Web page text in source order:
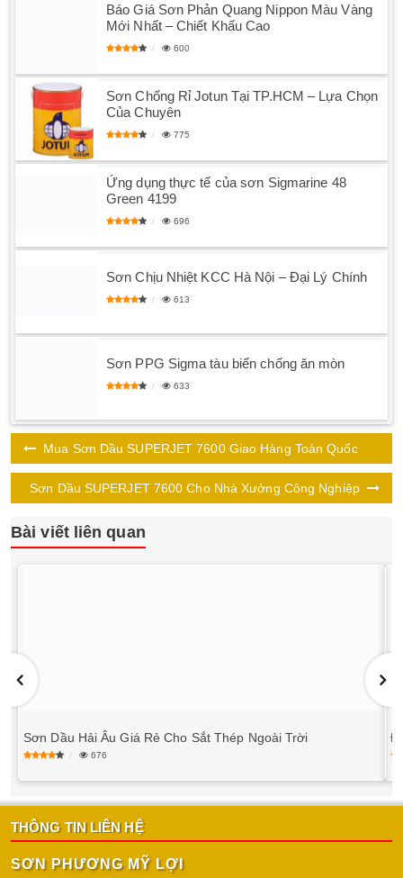
Báo Giá Sơn Phản Quang Nippon Màu Vàng
Mới Nhất – Chiết Khấu Cao
600
Sơn Chống Rỉ Jotun Tại TP.HCM – Lựa Chọn
Của Chuyên
775
Ứng dụng thực tế của sơn Sigmarine 48
Green 4199
696
Sơn Chịu Nhiệt KCC Hà Nội – Đại Lý Chính
613
Sơn PPG Sigma tàu biển chống ăn mòn
633
Mua Sơn Dầu SUPERJET 7600 Giao Hàng Toàn Quốc
Sơn Dầu SUPERJET 7600 Cho Nhà Xưởng Công Nghiệp
Bài viết liên quan
Sơn Dầu Hải Âu Giá Rẻ Cho Sắt Thép Ngoài Trời
676
THÔNG TIN LIÊN HỆ
SƠN PHƯƠNG MỸ LỢI